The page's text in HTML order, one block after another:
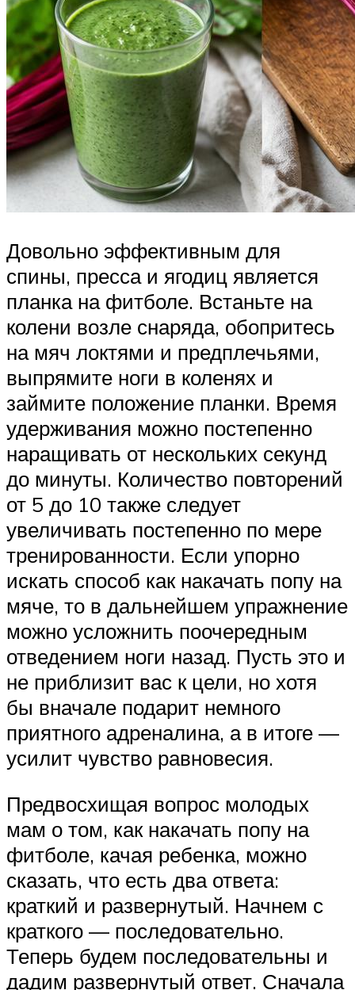
Довольно эффективным для
спины, пресса и ягодиц является
планка на фитболе. Встаньте на
колени возле снаряда, обопритесь
на мяч локтями и предплечьями,
выпрямите ноги в коленях и
займите положение планки. Время
удерживания можно постепенно
наращивать от нескольких секунд
до минуты. Количество повторений
от 5 до 10 также следует
увеличивать постепенно по мере
тренированности. Если упорно
искать способ как накачать попу на
мяче, то в дальнейшем упражнение
можно усложнить поочередным
отведением ноги назад. Пусть это и
не приблизит вас к цели, но хотя
бы вначале подарит немного
приятного адреналина, а в итоге —
усилит чувство равновесия.
Предвосхищая вопрос молодых
мам о том, как накачать попу на
фитболе, качая ребенка, можно
сказать, что есть два ответа:
краткий и развернутый. Начнем с
краткого — последовательно.
Теперь будем последовательны и
дадим развернутый ответ. Сначала